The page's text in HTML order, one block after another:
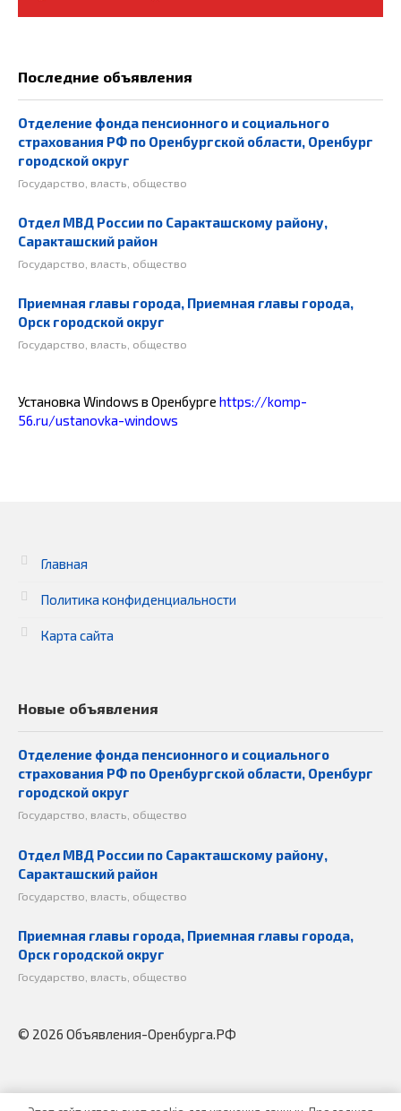
Последние объявления
Отделение фонда пенсионного и социального
страхования РФ по Оренбургской области, Оренбург
городской округ
Государство, власть, общество
Отдел МВД России по Саракташскому району,
Саракташский район
Государство, власть, общество
Приемная главы города, Приемная главы города,
Орск городской округ
Государство, власть, общество
Установка Windows в Оренбурге https://komp-
56.ru/ustanovka-windows
Главная
Политика конфиденциальности
Карта сайта
Новые объявления
Отделение фонда пенсионного и социального
страхования РФ по Оренбургской области, Оренбург
городской округ
Государство, власть, общество
Отдел МВД России по Саракташскому району,
Саракташский район
Государство, власть, общество
Приемная главы города, Приемная главы города,
Орск городской округ
Государство, власть, общество
© 2026 Объявления-Оренбурга.РФ